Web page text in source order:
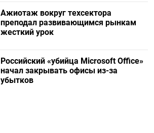
Ажиотаж вокруг техсектора
преподал развивающимся рынкам
жесткий урок
Российский «убийца Microsoft Office»
начал закрывать офисы из-за
убытков